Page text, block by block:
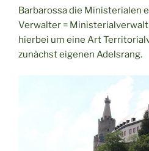
Barbarossa die Ministerialen
Verwalter =
hierbei um eine Art
zunächst eigenen Adelsrang.